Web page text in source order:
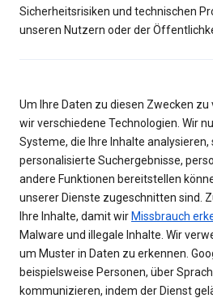
Sicherheitsrisiken und technischen
unseren Nutzern oder der
Um Ihre Daten zu diesen Zwecken
wir verschiedene Technologien. Wir
Systeme, die Ihre Inhalte analysieren,
personalisierte Suchergebnisse,
andere Funktionen bereitstellen
unserer Dienste zugeschnitten sind.
Ihre Inhalte, damit wir Missbrauch
Malware und illegale Inhalte. Wir
um Muster in Daten zu erkennen.
beispielsweise Personen, über
kommunizieren, indem der Dienst